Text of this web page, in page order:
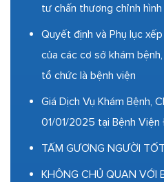
tư chấn thương chỉnh
Quyết định và Phụ lục
của các cơ sở khám
tổ chức là bệnh viện
Giá Dịch Vụ Khám Bệnh,
01/01/2025 tại Bệnh Viện
TẤM GƯƠNG NGƯỜI
KHÔNG CHỦ QUAN VỚI